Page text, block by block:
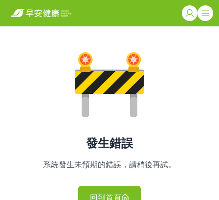
發生錯誤
系統發生未預期的錯誤，請稍後再試。
回到首頁